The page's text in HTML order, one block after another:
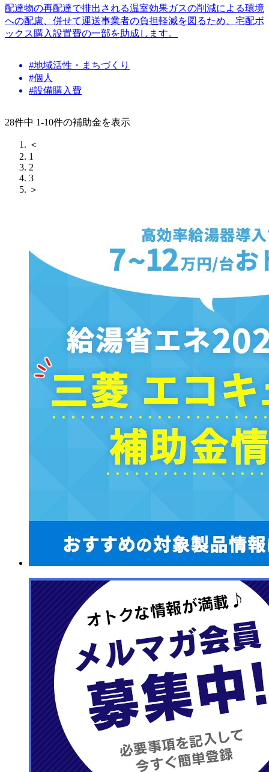
配達物の再配達で排出される温室効果ガスの削減による環境
への配慮、併せて運送事業者の負担軽減を図るため、宅配ボ
ックス購入設置費の一部を助成します。
#地域活性・まちづくり
#個人
#設備購入費
28件中 1-10件の補助金を表示
＜
1
2
3
＞